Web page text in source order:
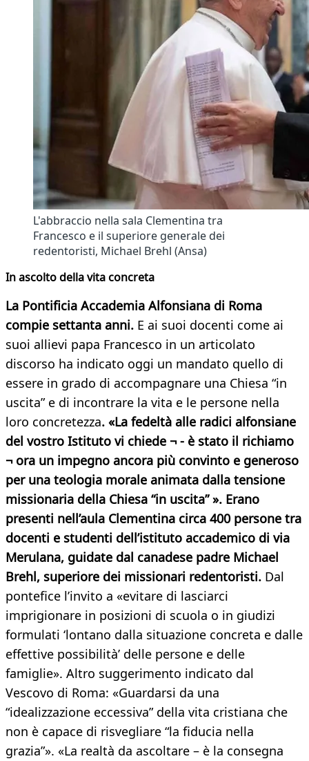
L'abbraccio nella sala Clementina tra
Francesco e il superiore generale dei
redentoristi, Michael Brehl (Ansa)
In ascolto della vita concreta
La Pontificia Accademia Alfonsiana di Roma
compie settanta anni. E ai suoi docenti come ai
suoi allievi papa Francesco in un articolato
discorso ha indicato oggi un mandato quello di
essere in grado di accompagnare una Chiesa “in
uscita” e di incontrare la vita e le persone nella
loro concretezza. «La fedeltà alle radici alfonsiane
del vostro Istituto vi chiede ¬ - è stato il richiamo
¬ ora un impegno ancora più convinto e generoso
per una teologia morale animata dalla tensione
missionaria della Chiesa “in uscita” ». Erano
presenti nell’aula Clementina circa 400 persone tra
docenti e studenti dell’istituto accademico di via
Merulana, guidate dal canadese padre Michael
Brehl, superiore dei missionari redentoristi. Dal
pontefice l’invito a «evitare di lasciarci
imprigionare in posizioni di scuola o in giudizi
formulati ‘lontano dalla situazione concreta e dalle
effettive possibilità’ delle persone e delle
famiglie». Altro suggerimento indicato dal
Vescovo di Roma: «Guardarsi da una
“idealizzazione eccessiva” della vita cristiana che
non è capace di risvegliare “la fiducia nella
grazia”». «La realtà da ascoltare – è la consegna